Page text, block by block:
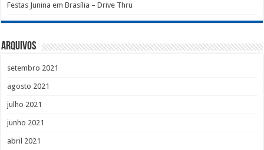
Festas Junina em Brasília – Drive Thru
Arquivos
setembro 2021
agosto 2021
julho 2021
junho 2021
abril 2021